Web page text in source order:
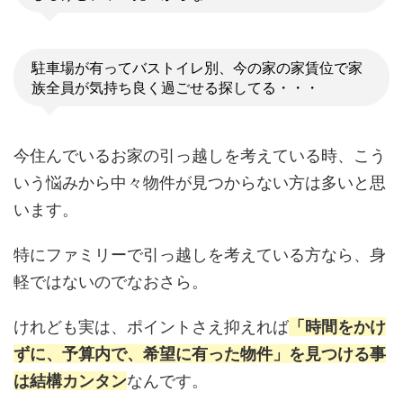
駐車場が有ってバストイレ別、今の家の家賃位で家
族全員が気持ち良く過ごせる探してる・・・
今住んでいるお家の引っ越しを考えている時、こう
いう悩みから中々物件が見つからない方は多いと思
います。
特にファミリーで引っ越しを考えている方なら、身
軽ではないのでなおさら。
けれども実は、ポイントさえ抑えれば 「時間をかけ
ずに、予算内で、希望に有った物件」を見つける事
は結構カンタンなんです。